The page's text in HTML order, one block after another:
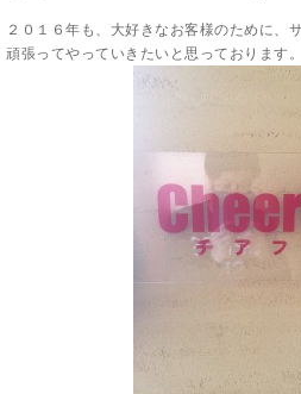
２０１６年も、大好きなお客様のために、
頑張ってやっていきたいと思っております。